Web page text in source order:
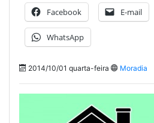
Facebook E-mail
WhatsApp
2014/10/01 quarta-feira Moradia